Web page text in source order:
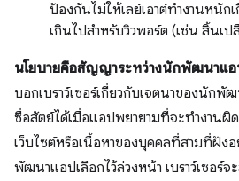
ป้องกันไม่ให้เลย์เอาต์ทำงานหนั
เกินไปสำหรับวิวพอร์ต (เช่น สิ้นเ
นโยบายคือสัญญาระหว่างนักพัฒนาแอ
บอกเบราว์เซอร์เกี่ยวกับเจตนาของนักพั
ซื่อสัตย์ได้เมื่อแอปพยายามที่จะทำงานผิ
เว็บไซต์หรือเนื้อหาของบุคคลที่สามที่ฝัง
พัฒนาแอปเลือกไว้ล่วงหน้า เบราว์เซอร์